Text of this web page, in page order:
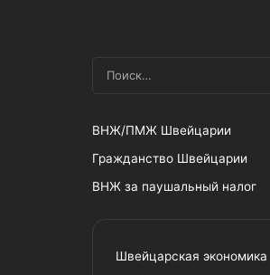
ВНЖ/ПМЖ Швейцарии
Гражданство Швейцарии
ВНЖ за паушальный налог
Швейцарская экономика